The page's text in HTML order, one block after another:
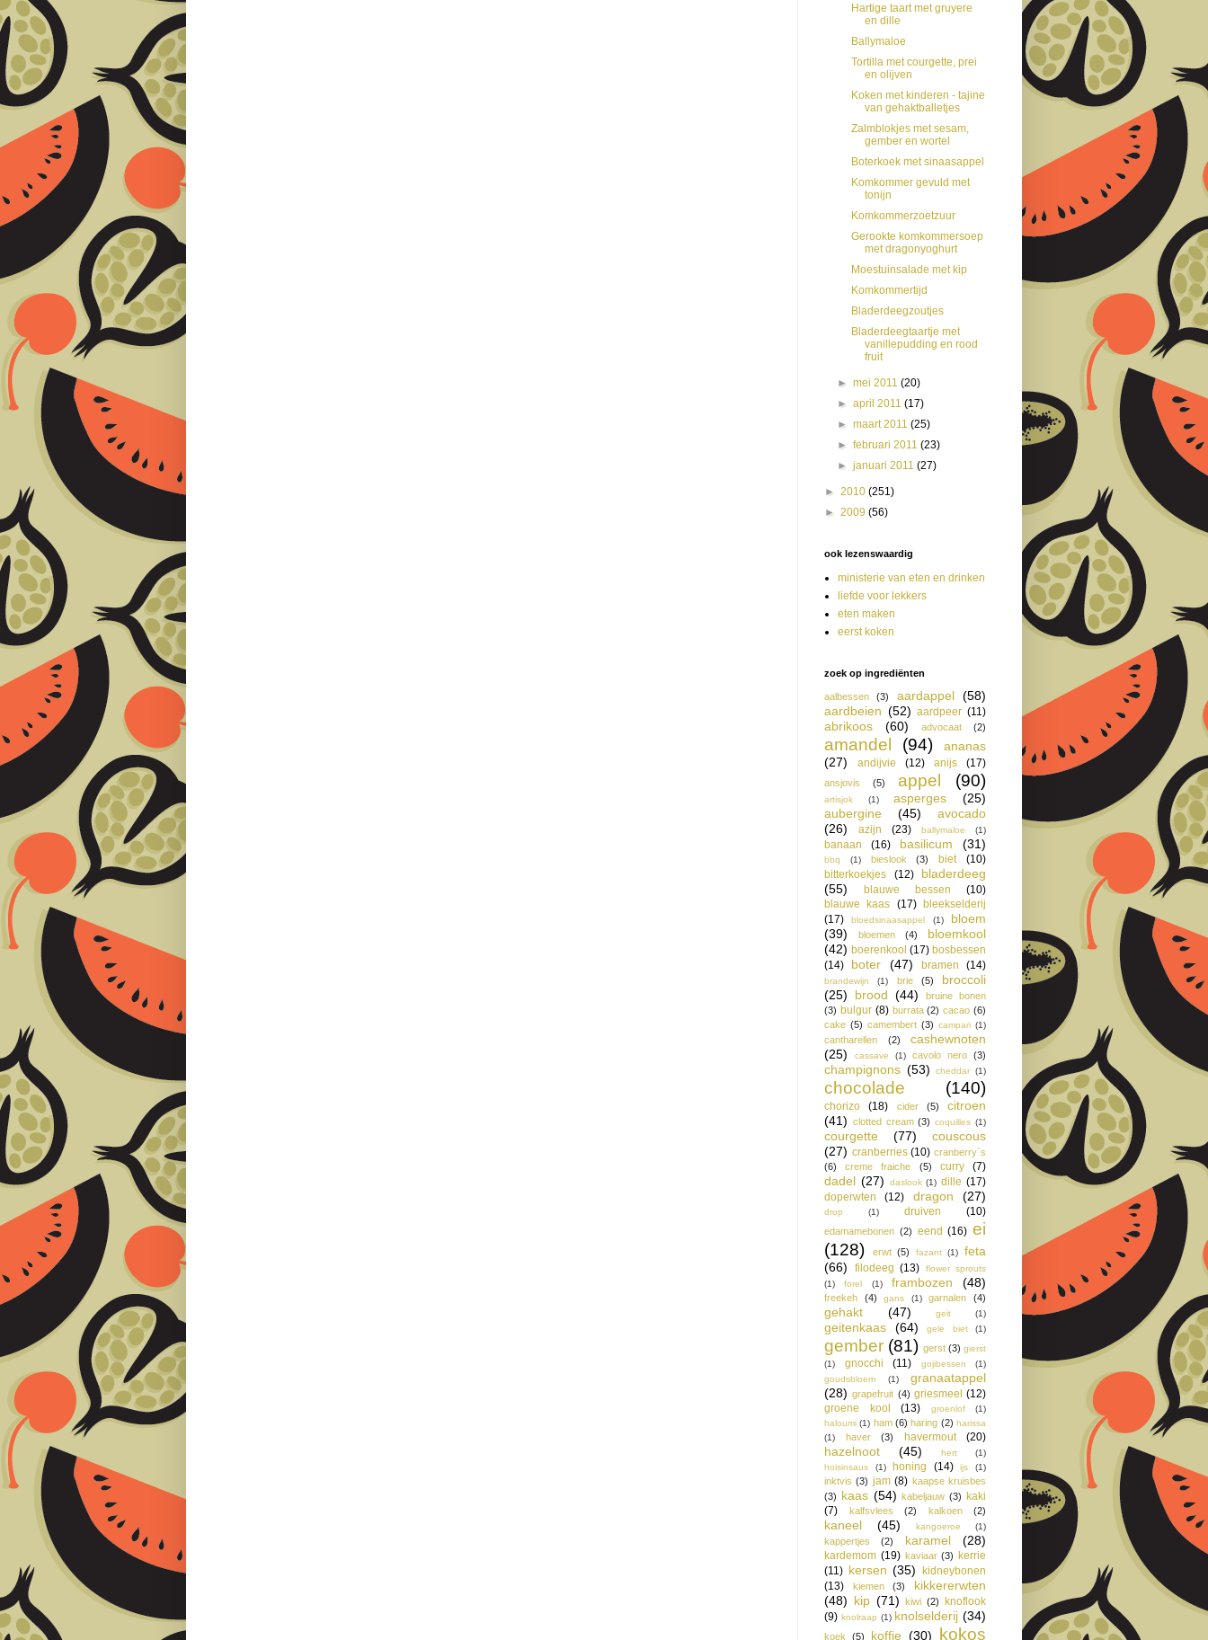
Hartige taart met gruyere
en dille
Ballymaloe
Tortilla met courgette, prei
en olijven
Koken met kinderen - tajine
van gehaktballetjes
Zalmblokjes met sesam,
gember en wortel
Boterkoek met sinaasappel
Komkommer gevuld met
tonijn
Komkommerzoetzuur
Gerookte komkommersoep
met dragonyoghurt
Moestuinsalade met kip
Komkommertijd
Bladerdeegzoutjes
Bladerdeegtaartje met
vanillepudding en rood
fruit
►mei 2011(20)
►april 2011(17)
►maart 2011(25)
►februari 2011(23)
►januari 2011(27)
► 2010 (251)
► 2009 (56)
ook lezenswaardig
ministerie van eten en drinken
liefde voor lekkers
eten maken
eerst koken
zoek op ingrediënten
aalbessen (3) aardappel (58)
aardbeien (52) aardpeer (11)
abrikoos (60) advocaat (2)
amandel (94)
ananas
(27)
andijvie (12) anijs (17)
ansjovis (5) appel (90)
artisjok (1) asperges
(25)
aubergine
(45)
avocado
(26)
azijn (23) ballymaloe (1)
banaan (16) basilicum (31)
bbq (1) bieslook (3) biet
(10)
bitterkoekjes
(12)
bladerdeeg
(55)
blauwe bessen
(10)
blauwe kaas (17) bleekselderij
(17)
bloedsinaasappel (1)
bloem
(39)
bloemen (4)
bloemkool
(42) boerenkool (17) bosbessen
(14)
boter (47) bramen (14)
brandewijn (1) brie (5)
broccoli
(25)
brood (44)
bruine bonen
(3) bulgur (8) burrata (2) cacao (6)
cake (5) camembert (3) campari (1)
cantharellen (2)
cashewnoten
(25)
cassave (1) cavolo nero (3)
champignons (53) cheddar (1)
chocolade (140)
chorizo (18) cider (5)
citroen
(41) clotted cream (3) coquilles (1)
courgette (77)
couscous
(27) cranberries (10) cranberry´s
(6)
creme fraiche (5) curry (7)
dadel (27) daslook (1) dille (17)
doperwten
(12) dragon (27)
drop (1) druiven (10)
edamamebonen (2) eend (16) ei
(128)
erwt (5) fazant (1)
feta
(66)
filodeeg (13)
flower sprouts
(1)
forel (1) frambozen (48)
freekeh (4) gans (1) garnalen (4)
gehakt (47) geit (1)
geitenkaas (64) gele biet (1)
gember (81) gerst (3) gierst
(1)
gnocchi (11) gojibessen
(1)
goudsbloem
(1)
granaatappel
(28) grapefruit (4) griesmeel (12)
groene kool
(13) groenlof
(1)
haloumi (1) ham (6) haring (2) harissa
(1)
haver (3) havermout (20)
hazelnoot (45) hert
(1)
hoisinsaus
(1) honing (14) ijs (1)
inktvis (3) jam (8) kaapse kruisbes
(3) kaas (54) kabeljauw (3) kaki
(7)
kalfsvlees (2) kalkoen (2)
kaneel (45) kangoeroe (1)
kappertjes (2) karamel (28)
kardemom (19) kaviaar (3) kerrie
(11) kersen (35) kidneybonen
(13)
kiemen (3)
kikkererwten
(48) kip (71) kiwi (2) knoflook
(9) knolraap (1) knolselderij (34)
koek (5) koffie (30) kokos